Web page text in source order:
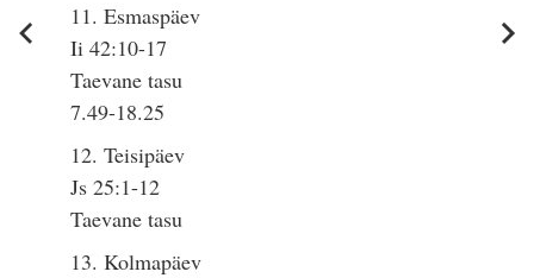
11. Esmaspäev
Ii 42:10-17
Taevane tasu
7.49-18.25
12. Teisipäev
Js 25:1-12
Taevane tasu
13. Kolmapäev